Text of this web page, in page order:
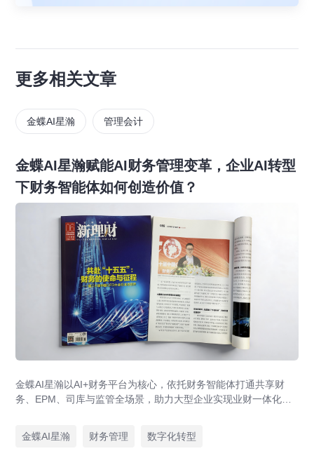
更多相关文章
金蝶AI星瀚 管理会计
金蝶AI星瀚赋能AI财务管理变革，企业AI转型
下财务智能体如何创造价值？
金蝶AI星瀚以AI+财务平台为核心，依托财务智能体打通共享财
务、EPM、司库与监管全场景，助力大型企业实现业财一体化与
金蝶AI星瀚 财务管理 数字化转型